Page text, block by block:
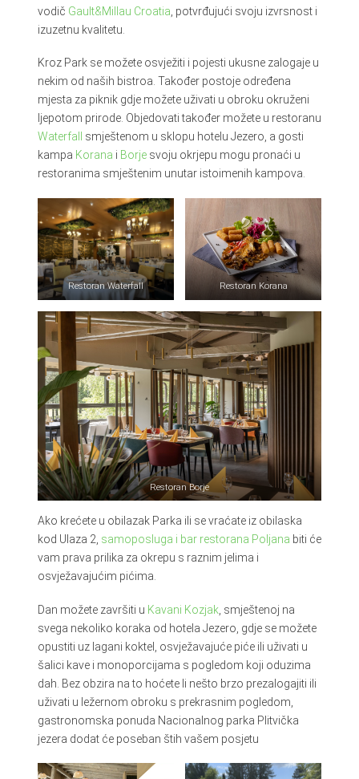
vodič Gault&Millau Croatia , potvrđujući svoju izvrsnost i
izuzetnu kvalitetu.
Kroz Park se možete osvježiti i pojesti ukusne zalogaje u
nekim od naših bistroa. Također postoje određena
mjesta za piknik gdje možete uživati ​​u obroku okruženi
ljepotom prirode. Objedovati također možete u restoranu
Waterfall smještenom u sklopu hotelu Jezero, a gosti
kampa Korana i Borjesvoju okrjepu mogu pronaći u
restoranima smještenim unutar istoimenih kampova.
Restoran Waterfall Restoran Korana
Restoran Borje
Ako krećete u obilazak Parka ili se vraćate iz obilaska
kod Ulaza 2, samoposluga i bar restorana Poljana biti će
vam prava prilika za okrepu s raznim jelima i
osvježavajućim pićima.
Dan možete završiti u Kavani Kozjak, smještenoj na
svega nekoliko koraka od hotela Jezero, gdje se možete
opustiti uz lagani koktel, osvježavajuće piće ili uživati u
šalici kave i monoporcijama s pogledom koji oduzima
dah. Bez obzira na to hoćete li nešto brzo prezalogajiti ili
uživati u ležernom obroku s prekrasnim pogledom,
gastronomska ponuda Nacionalnog parka Plitvička
jezera dodat će poseban štih vašem posjetu